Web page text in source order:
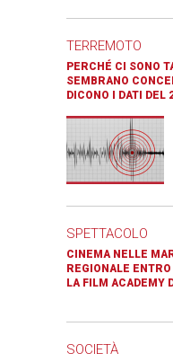
TERREMOTO
PERCHÉ CI SONO
SEMBRANO
DICONO I DATI DEL
SPETTACOLO
CINEMA NELLE
REGIONALE
LA FILM ACADEMY
SOCIETÀ